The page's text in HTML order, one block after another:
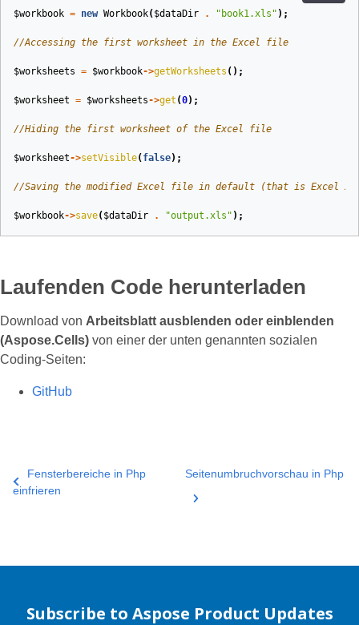
$workbook = new Workbook( $dataDir . "book1.xls" );
//Accessing the first worksheet in the Excel file
$worksheets = $workbook->getWorksheets ();
$worksheet = $worksheets->get (0);
//Hiding the first worksheet of the Excel file
$worksheet->setVisible( false);
//Saving the modified Excel file in default (that is Excel
$workbook->save( $dataDir . "output.xls" );
Laufenden Code herunterladen
Download von Arbeitsblatt ausblenden oder einblenden
(Aspose.Cells) von einer der unten genannten sozialen
Coding-Seiten:
GitHub
Fensterbereiche in Php
einfrieren
Seitenumbruchvorschau in Php
Subscribe to Aspose Product Updates